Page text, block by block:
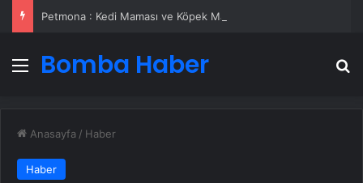
Menü
Bomba Haber
Anasayfa / Haber
Haber